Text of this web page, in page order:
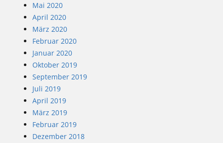
Mai 2020
April 2020
März 2020
Februar 2020
Januar 2020
Oktober 2019
September 2019
Juli 2019
April 2019
März 2019
Februar 2019
Dezember 2018